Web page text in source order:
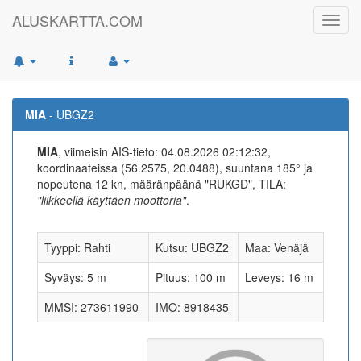
ALUSKARTTA.COM
MIA - UBGZ2
MIA, viimeisin AIS-tieto: 04.08.2026 02:12:32,
koordinaateissa (56.2575, 20.0488), suuntana 185° ja
nopeutena 12 kn, määränpäänä "RUKGD", TILA:
"liikkeellä käyttäen moottoria".
Tyyppi: Rahti Kutsu: UBGZ2
Maa: Venäjä
Syväys: 5 m
Pituus: 100 m
Leveys: 16 m
MMSI: 273611990
IMO: 8918435